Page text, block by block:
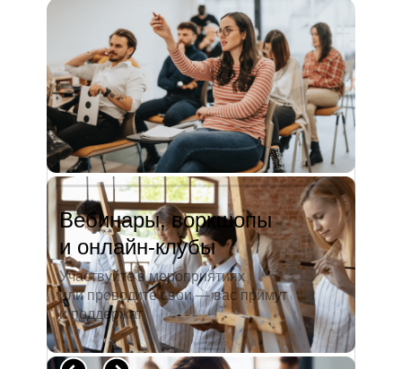
Вебинары, воркшопы
и онлайн-клубы
Участвуйте в мероприятиях
или проводите свои — вас примут
и поддержат
педагогический университет, пошла
преподавать в школу. Проработав в ней
5 лет, я поняла, что нужно двигать...
Читать полностью →